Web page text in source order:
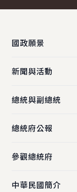
國政願景
新聞與活動
總統與副總統
總統府公報
參觀總統府
中華民國簡介